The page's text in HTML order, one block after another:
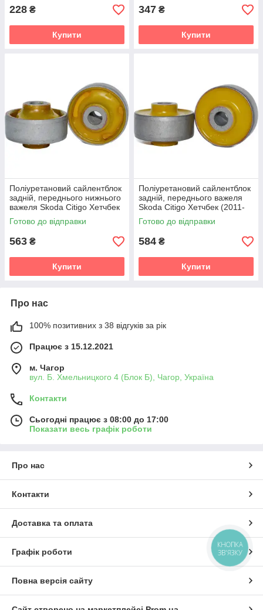
228 ₴
Купити
347 ₴
Купити
Поліуретановий сайлентблок
задній, переднього нижнього
важеля Skoda Citigo Хетчбек
(2011-2022) v19
Готово до відправки
563 ₴
Купити
Поліуретановий сайлентблок
задній, переднього важеля
Skoda Citigo Хетчбек (2011-
2022) v19
Готово до відправки
584 ₴
Купити
Про нас
100% позитивних з 38 відгуків за рік
Працює з 15.12.2021
м. Чагор
вул. Б. Хмельницкого 4 (Блок Б), Чагор, Україна
Контакти
Сьогодні працює з 08:00 до 17:00
Показати весь графік роботи
Про нас
Контакти
Доставка та оплата
Графік роботи
Повна версія сайту
КНОПКА
ЗВ'ЯЗКУ